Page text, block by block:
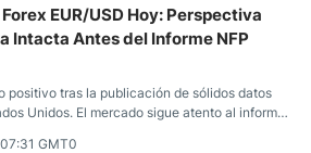
EUR/USD Hoy: Perspectiva
Intacta Antes del Informe NFP
positivo tras la publicación de sólidos datos
Unidos. El mercado sigue atento al informe
la evolución del escenario geopolítico.
GMT0